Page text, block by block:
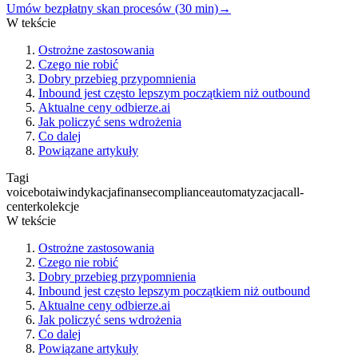
Umów bezpłatny skan procesów (30 min)→
W tekście
Ostrożne zastosowania
Czego nie robić
Dobry przebieg przypomnienia
Inbound jest często lepszym początkiem niż outbound
Aktualne ceny odbierze.ai
Jak policzyć sens wdrożenia
Co dalej
Powiązane artykuły
Tagi
voicebotaiwindykacjafinansecomplianceautomatyzacjacall-
centerkolekcje
W tekście
Ostrożne zastosowania
Czego nie robić
Dobry przebieg przypomnienia
Inbound jest często lepszym początkiem niż outbound
Aktualne ceny odbierze.ai
Jak policzyć sens wdrożenia
Co dalej
Powiązane artykuły